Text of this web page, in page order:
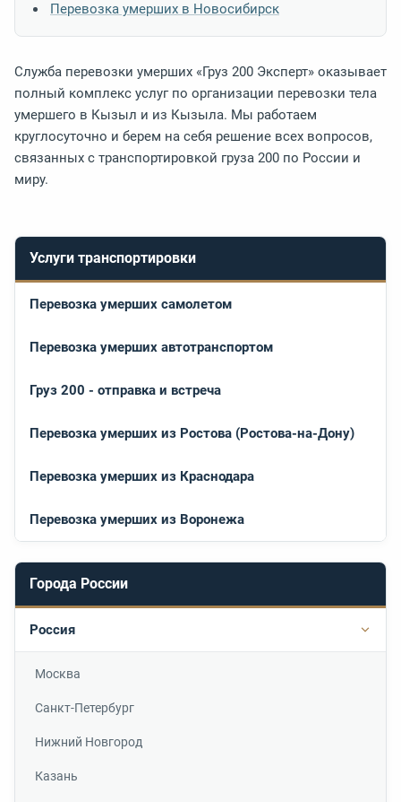
Услуги транспортировки
Перевозка умерших самолетом
Перевозка умерших автотранспортом
Груз 200 - отправка и встреча
Перевозка умерших из Ростова (Ростова-на-Дону)
Перевозка умерших из Краснодара
Перевозка умерших из Воронежа
Города России
Россия
Москва
Санкт-Петербург
Нижний Новгород
Казань
Перевозка умерших в Новосибирск
Служба перевозки умерших «Груз 200 Эксперт» оказывает
полный комплекс услуг по организации перевозки тела
умершего в Кызыл и из Кызыла. Мы работаем
круглосуточно и берем на себя решение всех вопросов,
связанных с транспортировкой груза 200 по России и
миру.